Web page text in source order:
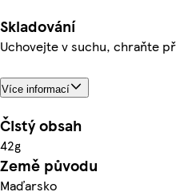
Skladování
Uchovejte v suchu, chraňte
Více informací
Čistý obsah
42g
Země původu
Maďarsko